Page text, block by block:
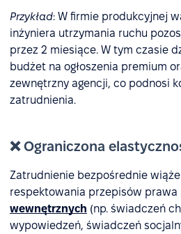
Przykład: W firmie produkcyjnej
inżyniera utrzymania ruchu
przez 2 miesiące. W tym czasie
budżet na ogłoszenia premium
zewnętrzny agencji, co podnosi
zatrudnienia.
❌ Ograniczona
Zatrudnienie bezpośrednie
respektowania przepisów prawa
wewnętrznych (np. świadczeń
wypowiedzeń, świadczeń